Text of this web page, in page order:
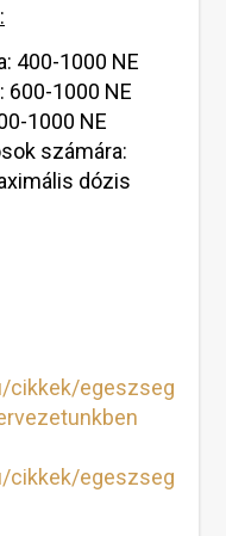
400-1000 NE
1000 NE
1000 NE
számára:
dózis
cikkek/egeszseges/
cikkek/egeszseges/